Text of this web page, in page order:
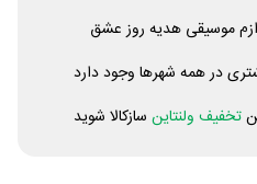
موسیقی هدیه روز عشق
در همه شهرها وجود دارد
تخفیف ولنتاین سازکالا شوید